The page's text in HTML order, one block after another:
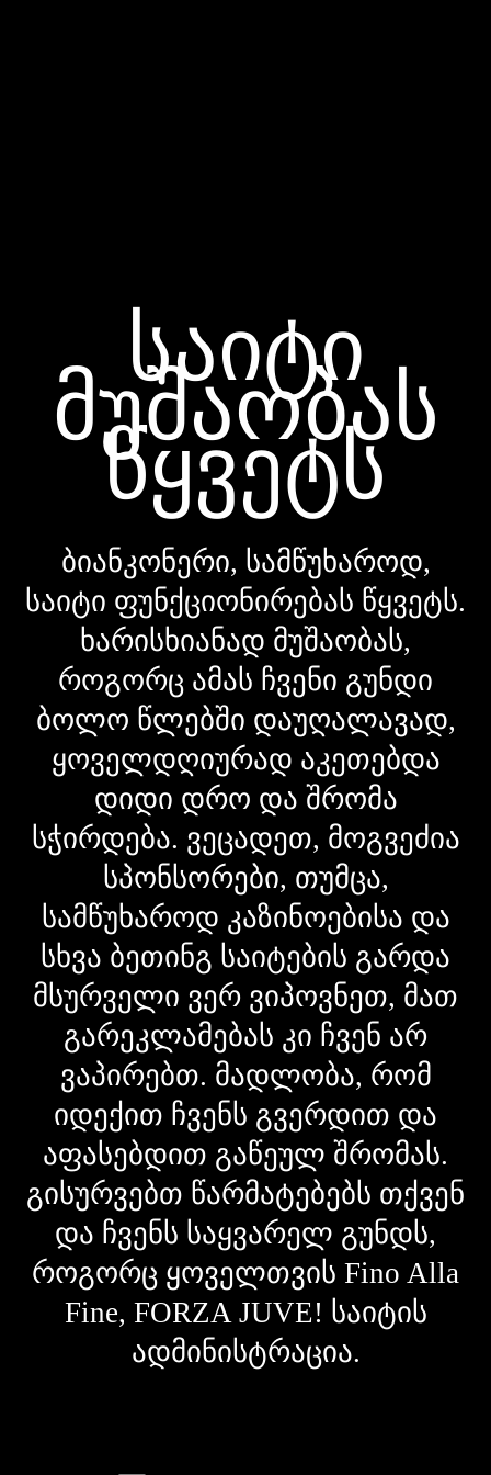
საიტი
მუშაობას
წყვეტს
ბიანკონერი, სამწუხაროდ,
საიტი ფუნქციონირებას წყვეტს.
ხარისხიანად მუშაობას,
როგორც ამას ჩვენი გუნდი
ბოლო წლებში დაუღალავად,
ყოველდღიურად აკეთებდა
დიდი დრო და შრომა
სჭირდება. ვეცადეთ, მოგვეძია
სპონსორები, თუმცა,
სამწუხაროდ კაზინოებისა და
სხვა ბეთინგ საიტების გარდა
მსურველი ვერ ვიპოვნეთ, მათ
გარეკლამებას კი ჩვენ არ
ვაპირებთ. მადლობა, რომ
იდექით ჩვენს გვერდით და
აფასებდით გაწეულ შრომას.
გისურვებთ წარმატებებს თქვენ
და ჩვენს საყვარელ გუნდს,
როგორც ყოველთვის Fino Alla
Fine, FORZA JUVE! საიტის
ადმინისტრაცია.